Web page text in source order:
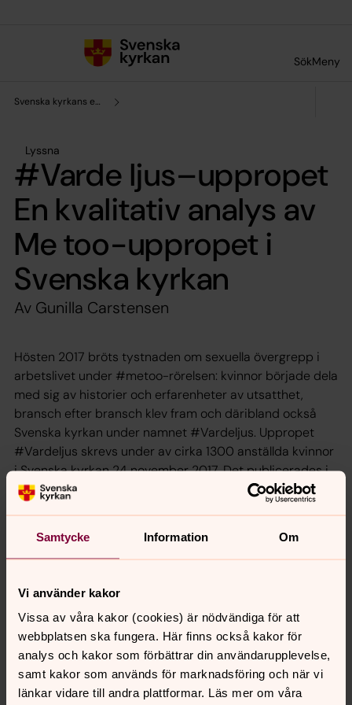
Samtycke Information Om
Vi använder kakor
Vissa av våra kakor (cookies) är nödvändiga för att
webbplatsen ska fungera. Här finns också kakor för
analys och kakor som förbättrar din användarupplevelse,
samt kakor som används för marknadsföring och när vi
länkar vidare till andra plattformar. Läs mer om våra
SökMeny
Svenska kyrkans enhet för forskning och analys
Lyssna
#Varde ljus–uppropet
En kvalitativ analys av
Me too-uppropet i
Svenska kyrkan
Av Gunilla Carstensen
Hösten 2017 bröts tystnaden om sexuella övergrepp i
arbetslivet under #metoo-rörelsen: kvinnor började dela
med sig av historier och erfarenheter av utsatthet,
bransch efter bransch klev fram och däribland också
Svenska kyrkan under namnet #Vardeljus. Uppropet
#Vardeljus skrevs under av cirka 1300 anställda kvinnor
i Svenska kyrkan 24 november 2017. Det publicerades i
Svenska kyrkans tidning den 23 november 2017. Den här
rapporten består av en analys av de närmare 400
med sexuella övergrepp och kränkningar.
Senast ändrad 6 oktober 2022
Dela